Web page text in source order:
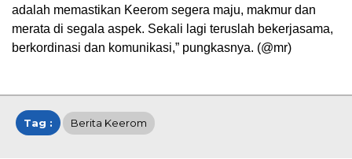
adalah memastikan Keerom segera maju, makmur dan
merata di segala aspek. Sekali lagi teruslah bekerjasama,
berkordinasi dan komunikasi,” pungkasnya. (@mr)
Tag : Berita Keerom